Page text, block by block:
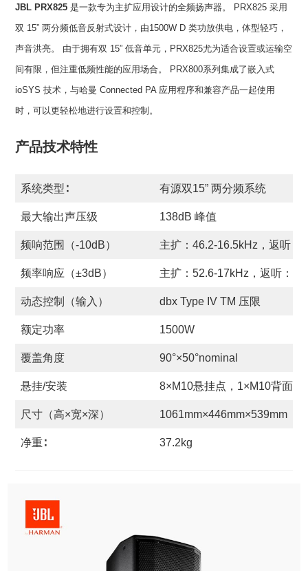
JBL PRX825 是一款专为主扩应用设计的全频扬声器。 PRX825 采用
双 15” 两分频低音反射式设计，由1500W D 类功放供电，体型轻巧，
声音洪亮。 由于拥有双 15” 低音单元，PRX825尤为适合设置或运输空
间有限，但注重低频性能的应用场合。 PRX800系列集成了嵌入式
ioSYS 技术，与哈曼 Connected PA 应用程序和兼容产品一起使用
时，可以更轻松地进行设置和控制。
产品技术特性
系统类型∶ 有源双15” 两分频系统
最大输出声压级 138dB 峰值
频响范围（-10dB） 主扩：46.2-16.5kHz，返听：
频率响应（±3dB） 主扩：52.6-17kHz，返听：
动态控制（输入） dbx Type IV TM 压限
额定功率 1500W
覆盖角度 90°×50°nominal
悬挂/安装 8×M10悬挂点，1×M10背面吊
尺寸（高×宽×深） 1061mm×446mm×539mm
净重∶ 37.2kg